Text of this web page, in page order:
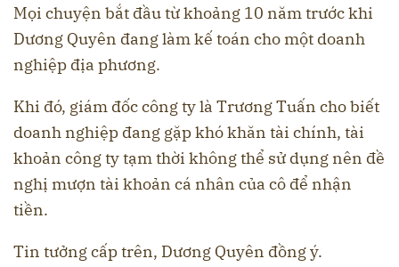
Mọi chuyện bắt đầu từ khoảng 10 năm trước khi
Dương Quyên đang làm kế toán cho một doanh
nghiệp địa phương.
Khi đó, giám đốc công ty là Trương Tuấn cho biết
doanh nghiệp đang gặp khó khăn tài chính, tài
khoản công ty tạm thời không thể sử dụng nên đề
nghị mượn tài khoản cá nhân của cô để nhận
tiền.
Tin tưởng cấp trên, Dương Quyên đồng ý.